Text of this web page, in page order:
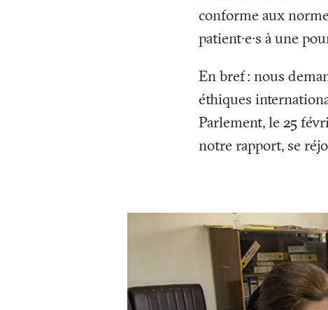
conforme aux
patient∙e∙s à une
En bref: nous
éthiques
Parlement, le 25
notre rapport, se